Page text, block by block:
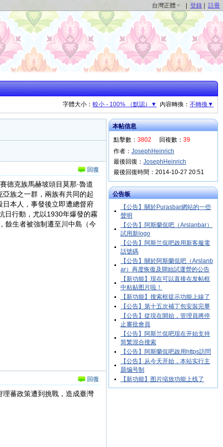
台灣正體 登錄 註冊
字體大小： 較小 - 100% （默認）▼ 內容轉換： 不轉換▼
回復
德克族馬赫坡頭目莫那·魯道
族之一群，兩族有共同的起
本人，事發後立即遭總督府
日行動，尤以1930年爆發的霧
餘生者被強制遷至川中島（今
回復
蕃政策遭到挑戰，造成臺灣
本帖信息
點擊數： 3802 回複數： 39
作者： JosephHeinrich
最後回復： JosephHeinrich
最後回復時間：2014-10-27 20:51
公告板
【公告】關於Purasbar網站的一些
聲明
【公告】阿斯蘭侃吧（Arslanbar）
試用新logo
【公告】阿斯兰侃吧啟用新客服電
話號碼
【公告】關於阿斯蘭侃吧（Arslanb
ar）再度恢復及開始試運營的公告
【新功能】现在可以直接在发帖框
中粘贴图片啦！
【新功能】搜索框提示功能上線了
【公告】第十五次補丁包安裝完畢
【公告】從現在開始，管理員將停
止審批會員
【公告】阿斯兰侃吧现在开始支持
简繁混合搜索
【公告】阿斯蘭侃吧啟用https訪問
【公告】从今天开始，本站实行主
题编号制
【新功能】图片缩放功能上线了